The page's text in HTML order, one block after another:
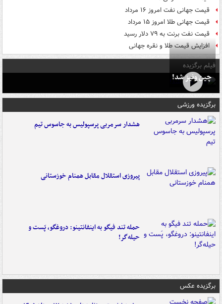
قیمت جهانی نفت امروز ۱۶ مرداد
قیمت جهانی طلا امروز ۱۵ مرداد
قیمت نفت برنت به ۷۹ دلار رسید
افزایش قیمت طلا و نقره جهانی
فیلم برگزیده
چین ونیز شد!
برگزیده ورزشی
هشدار سرمربی پرسپولیس به جاسوس تیم
پیروزی استقلال مقابل همنام خوزستانی
حمله تند فیگو به اینفانتینو: دروغگو، پَست‌ و
حیله‌گر!
برگزیده عکس